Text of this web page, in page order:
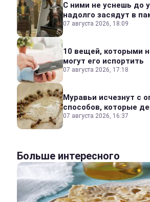
С ними не уснешь до
надолго засядут в
07 августа 2026, 18:09
10 вещей, которыми
могут его испортить
07 августа 2026, 17:18
Муравьи исчезнут с
способов, которые
07 августа 2026, 16:37
Больше интересного